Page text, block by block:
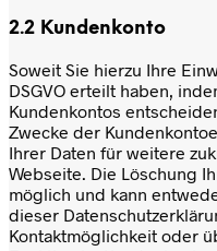
2.2 Kundenkonto
Soweit Sie hierzu Ihre
DSGVO erteilt haben,
Kundenkontos
Zwecke der
Ihrer Daten für weitere
Webseite. Die Löschung
möglich und kann
dieser
Kontaktmöglichkeit oder